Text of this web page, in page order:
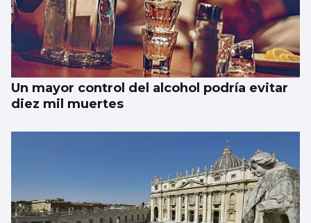
Un mayor control del alcohol podría evitar
diez mil muertes